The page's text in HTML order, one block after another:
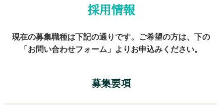
採用情報
現在の募集職種は下記の通りです。 ご希望の方は、下の
「お問い合わせフォーム」よりお申込みください。
募集要項